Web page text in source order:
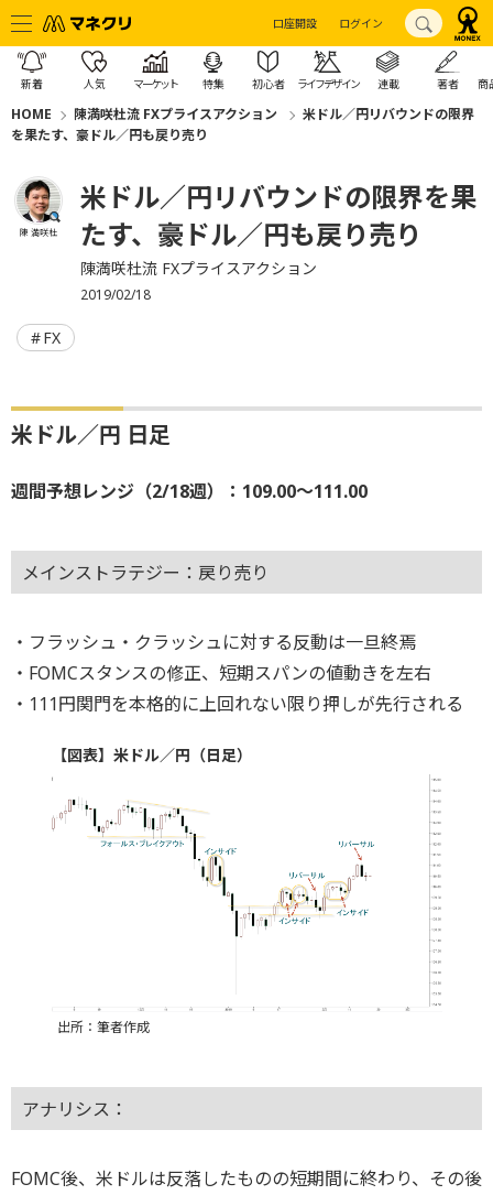
口座開設 ログイン
新着 人気 マーケット 特集 初心者 ライフデザイン 連載 著者 商
HOME 陳満咲杜流 FXプライスアクション
米ドル／円リバウンドの限界
を果たす、豪ドル／円も戻り売り
陳 満咲杜
米ドル／円リバウンドの限界を果
たす、豪ドル／円も戻り売り
陳満咲杜流 FXプライスアクション
2019/02/18
FX
米ドル／円 日足
週間予想レンジ（2/18週）：109.00～111.00
メインストラテジー：戻り売り
・フラッシュ・クラッシュに対する反動は一旦終焉
・FOMCスタンスの修正、短期スパンの値動きを左右
・111円関門を本格的に上回れない限り押しが先行される
【図表】米ドル／円（日足）
出所：筆者作成
アナリシス：
FOMC後、米ドルは反落したものの短期間に終わり、その後